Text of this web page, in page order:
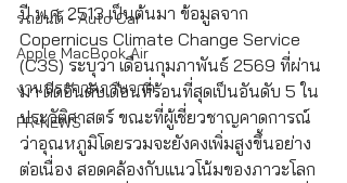
รถยนต์ - Auto Car
Apple MacBook Air
งานประกวดภาพวาด
PR-NEWS
ปี พ.ศ. 2513 เป็นต้นมา ข้อมูลจาก
Copernicus Climate Change Service
(C3S) ระบุว่า เดือนกุมภาพันธ์ 2569 ที่ผ่าน
มา ติดอันดับเดือนที่ร้อนที่สุดเป็นอันดับ 5 ใน
ประวัติศาสตร์ ขณะที่ผู้เชี่ยวชาญคาดการณ์
ว่าอุณหภูมิโดยรวมจะยังคงเพิ่มสูงขึ้นอย่าง
ต่อเนื่อง สอดคล้องกับแนวโน้มของภาวะโลก